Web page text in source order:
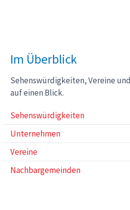
Im Überblick
Sehenswürdigkeiten, Vereine
auf einen Blick.
Sehenswürdigkeiten
Unternehmen
Vereine
Nachbargemeinden